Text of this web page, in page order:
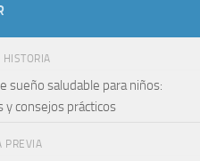
HISTORIA
sueño saludable para niños:
consejos prácticos
PREVIA